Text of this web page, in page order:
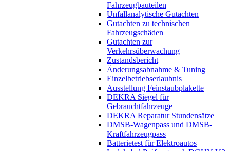
Fahrzeugbauteilen
Unfallanalytische Gutachten
Gutachten zu technischen
Fahrzeugschäden
Gutachten zur
Verkehrsüberwachung
Zustandsbericht
Änderungsabnahme & Tuning
Einzelbetriebserlaubnis
Ausstellung Feinstaubplakette
DEKRA Siegel für
Gebrauchtfahrzeuge
DEKRA Reparatur Stundensätze
DMSB-Wagenpass und DMSB-
Kraftfahrzeugpass
Batterietest für Elektroautos